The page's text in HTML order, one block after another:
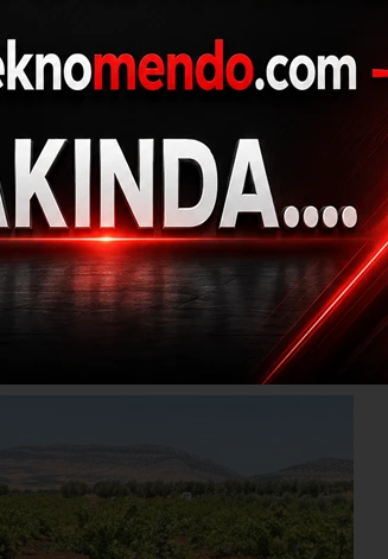
başladı
Ajansı | 30.09.2024 - 15:34, Güncelleme: